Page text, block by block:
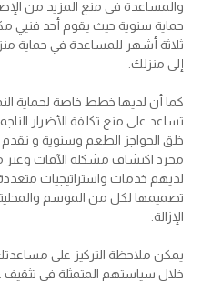
والمساعدة في منع المزيد من
حماية سنوية حيث يقوم أحد فنيي
ثلاثة أشهر للمساعدة في حماية
إلى منزلك.
كما أن لديها خطط خاصة لحماية
تساعد على منع تكلفة الأضرار
خلق الحواجز الطعم وسنوية و
مجرد اكتشاف مشكلة الآفات وغير
لديهم خدمات واستراتيجيات
تصميمها لكل من الموسم والمحلية.
الإزالة.
يمكن ملاحظة التركيز على
خلال سياستهم المتمثلة في